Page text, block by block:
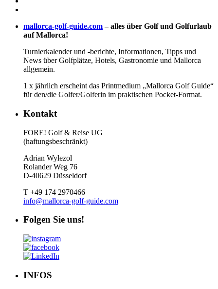
mallorca-golf-guide.com– alles über Golf und Golfurlaub
auf Mallorca!
Turnierkalender und -berichte, Informationen, Tipps und
News über Golfplätze, Hotels, Gastronomie und Mallorca
allgemein.
1 x jährlich erscheint das Printmedium „Mallorca Golf Guide“
für den/die Golfer/Golferin im praktischen Pocket-Format.
Kontakt
FORE! Golf & Reise UG
(haftungsbeschränkt)
Adrian Wylezol
Rolander Weg 76
D-40629 Düsseldorf
T +49 174 2970466
info@mallorca-golf-guide.com
Folgen Sie uns!
INFOS